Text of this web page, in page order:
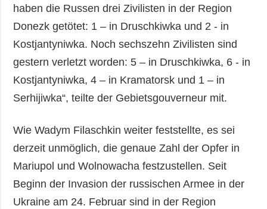
haben die Russen drei Zivilisten in der Region
Donezk getötet: 1 – in Druschkiwka und 2 - in
Kostjantyniwka. Noch sechszehn Zivilisten sind
gestern verletzt worden: 5 – in Druschkiwka, 6 - in
Kostjantyniwka, 4 – in Kramatorsk und 1 – in
Serhijiwka“, teilte der Gebietsgouverneur mit.
Wie Wadym Filaschkin weiter feststellte, es sei
derzeit unmöglich, die genaue Zahl der Opfer in
Mariupol und Wolnowacha festzustellen. Seit
Beginn der Invasion der russischen Armee in der
Ukraine am 24. Februar sind in der Region